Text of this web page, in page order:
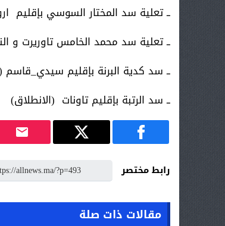
ــ تعلية سد المختار السوسي بإقليم
ــ تعلية سد محمد الخامس تاوريرت و
ــ سد كدية البرنة بإقليم سيدي_قاسم
ــ سد الرتبة بإقليم تاونات (الانطلاق)
رابط مختصر
مقالات ذات صلة